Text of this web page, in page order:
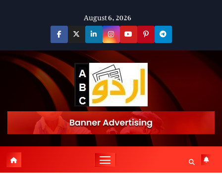
August 6, 2026